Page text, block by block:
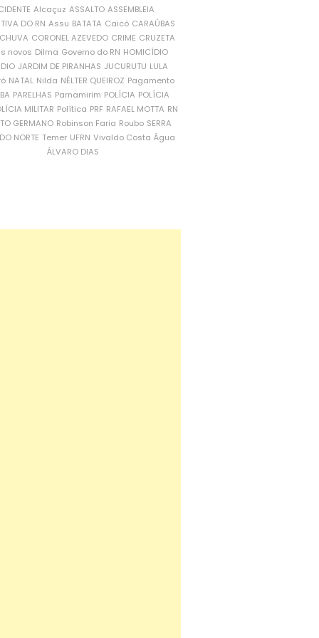
Alcaçuz ASSALTO ASSEMBLEIA
DO RN Assu BATATA Caicó CARAÚBAS
CORONEL AZEVEDO CRIME CRUZETA
novos Dilma Governo do RN HOMICÍDIO
JARDIM DE PIRANHAS JUCURUTU LULA
NATAL Nilda NÉLTER QUEIROZ Pagamento
PARELHAS Parnamirim POLÍCIA POLÍCIA
MILITAR Política PRF RAFAEL MOTTA RN
GERMANO Robinson Faria Roubo SERRA
NORTE Temer UFRN Vivaldo Costa Água
ÁLVARO DIAS